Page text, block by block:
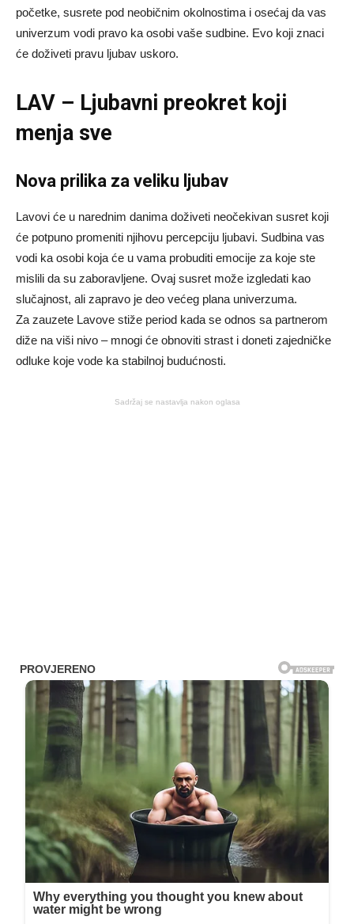
početke, susrete pod neobičnim okolnostima i osećaj da vas
univerzum vodi pravo ka osobi vaše sudbine. Evo koji znaci
će doživeti pravu ljubav uskoro.
LAV – Ljubavni preokret koji
menja sve
Nova prilika za veliku ljubav
Lavovi će u narednim danima doživeti neočekivan susret koji
će potpuno promeniti njihovu percepciju ljubavi. Sudbina vas
vodi ka osobi koja će u vama probuditi emocije za koje ste
mislili da su zaboravljene. Ovaj susret može izgledati kao
slučajnost, ali zapravo je deo većeg plana univerzuma.
Za zauzete Lavove stiže period kada se odnos sa partnerom
diže na viši nivo – mnogi će obnoviti strast i doneti zajedničke
odluke koje vode ka stabilnoj budućnosti.
Sadržaj se nastavlja nakon oglasa